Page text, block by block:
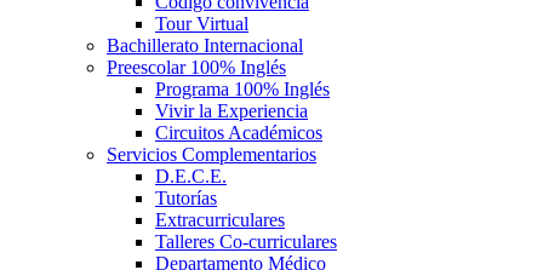
Tour Virtual
Bachillerato Internacional
Preescolar 100% Inglés
Programa 100% Inglés
Vivir la Experiencia
Circuitos Académicos
Servicios Complementarios
D.E.C.E.
Tutorías
Extracurriculares
Talleres Co-curriculares
Departamento Médico